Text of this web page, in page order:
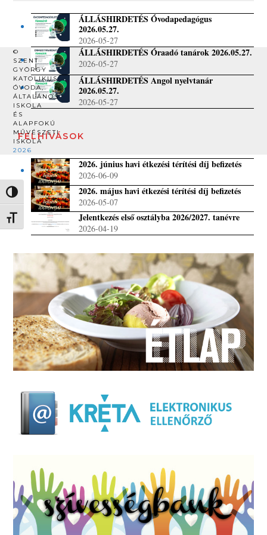
Nagy kontraszt váltása
Betűméret váltása
ÁLLÁSHIRDETÉS Óvodapedagógus
2026.05.27.
2026-05-27
ÁLLÁSHIRDETÉS Óraadó tanárok 2026.05.27.
2026-05-27
ÁLLÁSHIRDETÉS Angol nyelvtanár
2026.05.27.
2026-05-27
FELHÍVÁSOK
2026. június havi étkezési térítési díj befizetés
2026-06-09
2026. május havi étkezési térítési díj befizetés
2026-05-07
Jelentkezés első osztályba 2026/2027. tanévre
2026-04-19
©
SZENT
GYÖRGY
KATOLIKUS
ÓVODA,
ÁLTALÁNOS
ISKOLA
ÉS
ALAPFOKÚ
MŰVÉSZETI
ISKOLA
2026